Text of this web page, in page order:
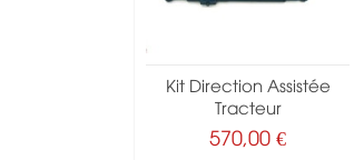
Kit Direction Assistée
Tracteur
570,00 €